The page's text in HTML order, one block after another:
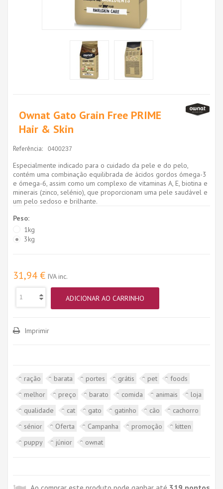
Ownat Gato Grain Free PRIME
Hair & Skin
Referência: 0400237
Especialmente indicado para o cuidado da pele e do pelo,
contém uma combinação equilibrada de ácidos gordos ómega-3
e ómega-6, assim como um complexo de vitaminas A, E, biotina e
minerais (zinco, selénio), que proporcionam uma pele saudável e
um pelo sedoso e brilhante.
Peso:
1kg
3kg
31,94 € IVA inc.
ADICIONAR AO CARRINHO
Imprimir
ração barata portes grátis pet
foods
melhor
preço barato comida animais
loja
qualidade
cat gato gatinho cão
cachorro
sénior
Oferta Campanha promoção
kitten
puppy
júnior ownat